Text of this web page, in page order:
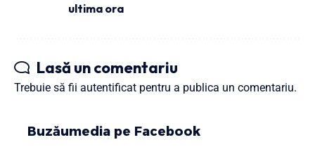
ultima ora
Lasă un comentariu
Trebuie să fii autentificat pentru a publica un comentariu.
Buzăumedia pe Facebook